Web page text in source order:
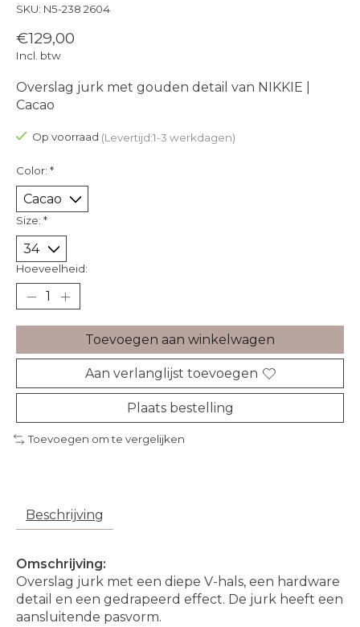
SKU: N5-238 2604
€129,00
Incl. btw
Overslag jurk met gouden detail van NIKKIE |
Cacao
Op voorraad (Levertijd:1-3 werkdagen)
Color: *
Size: *
Hoeveelheid:
Toevoegen aan winkelwagen
Aan verlanglijst toevoegen
Plaats bestelling
Toevoegen om te vergelijken
Beschrijving
Omschrijving:
Overslag jurk met een diepe V-hals, een hardware
detail en een gedrapeerd effect. De jurk heeft een
aansluitende pasvorm.